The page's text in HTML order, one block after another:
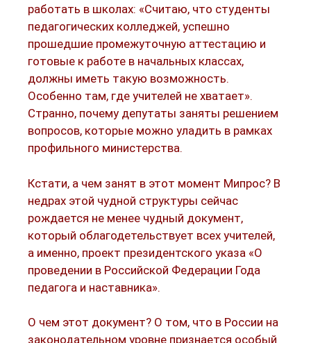
работать в школах: «Считаю, что студенты
педагогических колледжей, успешно
прошедшие промежуточную аттестацию и
готовые к работе в начальных классах,
должны иметь такую возможность.
Особенно там, где учителей не хватает».
Странно, почему депутаты заняты решением
вопросов, которые можно уладить в рамках
профильного министерства.
Кстати, а чем занят в этот момент Мипрос? В
недрах этой чудной структуры сейчас
рождается не менее чудный документ,
который облагодетельствует всех учителей,
а именно, проект президентского указа «О
проведении в Российской Федерации Года
педагога и наставника».
О чем этот документ? О том, что в России на
законодательном уровне признается особый